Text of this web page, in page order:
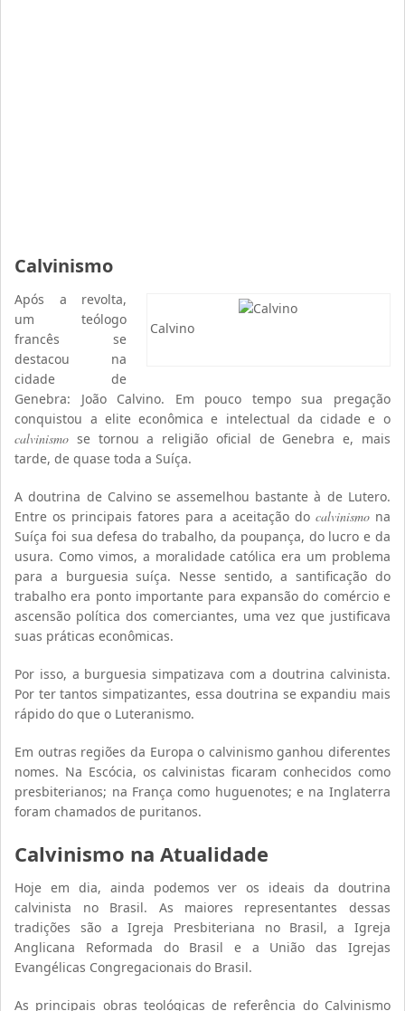
Calvinismo
Calvino
Após a revolta,
um teólogo
francês se
destacou na
cidade de
Genebra: João Calvino. Em pouco tempo sua pregação
conquistou a elite econômica e intelectual da cidade e o
calvinismo se tornou a religião oficial de Genebra e, mais
tarde, de quase toda a Suíça.
A doutrina de Calvino se assemelhou bastante à de Lutero.
Entre os principais fatores para a aceitação do calvinismona
Suíça foi sua defesa do trabalho, da poupança, do lucro e da
usura. Como vimos, a moralidade católica era um problema
para a burguesia suíça. Nesse sentido, a santificação do
trabalho era ponto importante para expansão do comércio e
ascensão política dos comerciantes, uma vez que justificava
suas práticas econômicas.
Por isso, a burguesia simpatizava com a doutrina calvinista.
Por ter tantos simpatizantes, essa doutrina se expandiu mais
rápido do que o Luteranismo.
Em outras regiões da Europa o calvinismo ganhou diferentes
nomes. Na Escócia, os calvinistas ficaram conhecidos como
presbiterianos; na França como huguenotes; e na Inglaterra
foram chamados de puritanos.
Calvinismo na Atualidade
Hoje em dia, ainda podemos ver os ideais da doutrina
calvinista no Brasil. As maiores representantes dessas
tradições são a Igreja Presbiteriana no Brasil, a Igreja
Anglicana Reformada do Brasil e a União das Igrejas
Evangélicas Congregacionais do Brasil.
As principais obras teológicas de referência do Calvinismo